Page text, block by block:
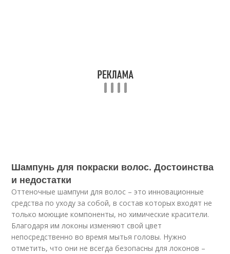
Шампунь для покраски волос. Достоинства
и недостатки
Оттеночные шампуни для волос – это инновационные
средства по уходу за собой, в состав которых входят не
только моющие компоненты, но химические красители.
Благодаря им локоны изменяют свой цвет
непосредственно во время мытья головы. Нужно
отметить, что они не всегда безопасны для локонов –